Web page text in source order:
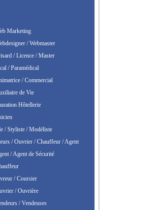
Marketing
/ Webmaster
/ Licence / Master
/ Paramédical
/ Commercial
de Vie
Hôtellerie
/ Styliste / Modéliste
/ Ouvrier / Chauffeur / Agent
/ Agent de Sécurité
/ Coursier
/ Ouvrière
/ Vendeuses